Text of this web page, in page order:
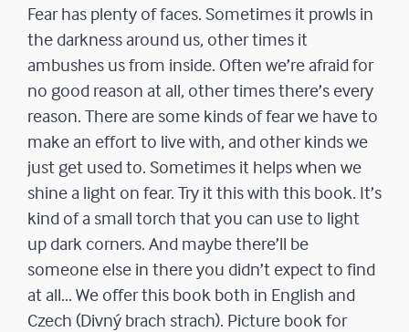
Fear has plenty of faces. Sometimes it prowls in
the darkness around us, other times it
ambushes us from inside. Often we’re afraid for
no good reason at all, other times there’s every
reason. There are some kinds of fear we have to
make an effort to live with, and other kinds we
just get used to. Sometimes it helps when we
shine a light on fear. Try it this with this book. It’s
kind of a small torch that you can use to light
up dark corners. And maybe there’ll be
someone else in there you didn’t expect to find
at all... We offer this book both in English and
Czech (Divný brach strach). Picture book for